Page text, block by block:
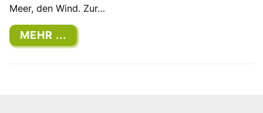
Meer, den Wind. Zur…
MEHR ...